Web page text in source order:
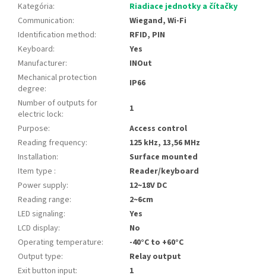
Kategória:
Riadiace jednotky a čítačky
Communication:
Wiegand, Wi-Fi
Identification method:
RFID, PIN
Keyboard:
Yes
Manufacturer:
INOut
Mechanical protection
degree:
IP66
Number of outputs for
electric lock:
1
Purpose:
Access control
Reading frequency:
125 kHz, 13,56 MHz
Installation:
Surface mounted
Item type :
Reader/keyboard
Power supply:
12~18V DC
Reading range:
2~6cm
LED signaling:
Yes
LCD display:
No
Operating temperature:
-40°C to +60°C
Output type:
Relay output
Exit button input: 1